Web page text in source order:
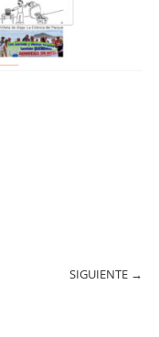
SIGUIENTE →